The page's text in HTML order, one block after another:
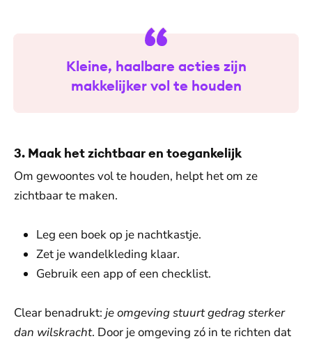
Kleine, haalbare acties zijn
makkelijker vol te houden
3. Maak het zichtbaar en toegankelijk
Om gewoontes vol te houden, helpt het om ze
zichtbaar te maken.
Leg een boek op je nachtkastje.
Zet je wandelkleding klaar.
Gebruik een app of een checklist.
Clear benadrukt: je omgeving stuurt gedrag sterker
dan wilskracht. Door je omgeving zó in te richten dat